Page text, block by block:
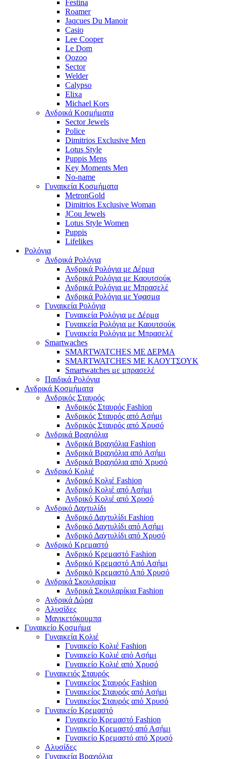
Festina
Roamer
Jaqcues Du Manoir
Casio
Lee Cooper
Le Dom
Oozoo
Sector
Welder
Calypso
Elixa
Michael Kors
Ανδρικά Κοσμήματα
Sector Jewels
Police
Dimitrios Exclusive Men
Lotus Style
Puppis Mens
Key Moments Men
No-name
Γυναικεία Κοσμήματα
MetronGold
Dimitrios Exclusive Woman
JCou Jewels
Lotus Style Women
Puppis
Lifelikes
Ρολόγια
Ανδρικά Ρολόγια
Ανδρικά Ρολόγια με Δέρμα
Ανδρικά Ρολόγια με Καουτσούκ
Ανδρικά Ρολόγια με Μπρασελέ
Ανδρικά Ρολόγια με Υφασμα
Γυναικεία Ρολόγια
Γυναικεία Ρολόγια με Δέρμα
Γυναικεία Ρολόγια με Καουτσούκ
Γυναικεία Ρολόγια με Μπρασελέ
Smartwaches
SMARTWATCHES ΜΕ ΔΕΡΜΑ
SMARTWATCHES ΜΕ ΚΑΟΥΤΣΟΥΚ
Smartwatches με μπρασελέ
Παιδικά Ρολόγια
Ανδρικά Κοσμήματα
Ανδρικός Σταυρός
Ανδρικός Σταυρός Fashion
Ανδρικός Σταυρός από Ασήμι
Ανδρικός Σταυρός από Χρυσό
Ανδρικά Βραχιόλια
Ανδρικά Βραχιόλια Fashion
Ανδρικά Βραχιόλια από Ασήμι
Ανδρικά Βραχιόλια από Χρυσό
Ανδρικό Κολιέ
Ανδρικό Κολιέ Fashion
Ανδρικό Κολιέ από Ασήμι
Ανδρικό Κολιέ από Χρυσό
Ανδρικό Δαχτυλίδι
Ανδρικό Δαχτυλίδι Fashion
Ανδρικό Δαχτυλίδι από Ασήμι
Ανδρικό Δαχτυλίδι από Χρυσό
Ανδρικό Κρεμαστό
Ανδρικό Κρεμαστό Fashion
Ανδρικό Κρεμαστό Από Ασήμι
Ανδρικό Κρεμαστό Από Χρυσό
Ανδρικά Σκουλαρίκια
Ανδρικά Σκουλαρίκια Fashion
Ανδρικά Δώρα
Αλυσίδες
Μανικετόκουμπα
Γυναικείο Κοσμήμα
Γυναικεία Κολιέ
Γυναικείο Κολιέ Fashion
Γυναικείο Κολιέ από Ασήμι
Γυναικείο Κολιέ από Χρυσό
Γυναικειός Σταυρός
Γυναικείος Σταυρός Fashion
Γυναικείος Σταυρός από Ασήμι
Γυναικείος Σταυρός από Χρυσό
Γυναικείο Κρεμαστό
Γυναικείο Κρεμαστό Fashion
Γυναικείο Κρεμαστό από Ασήμι
Γυναικείο Κρεμαστό από Χρυσό
Αλυσίδες
Γυναικεία Βραχιόλια